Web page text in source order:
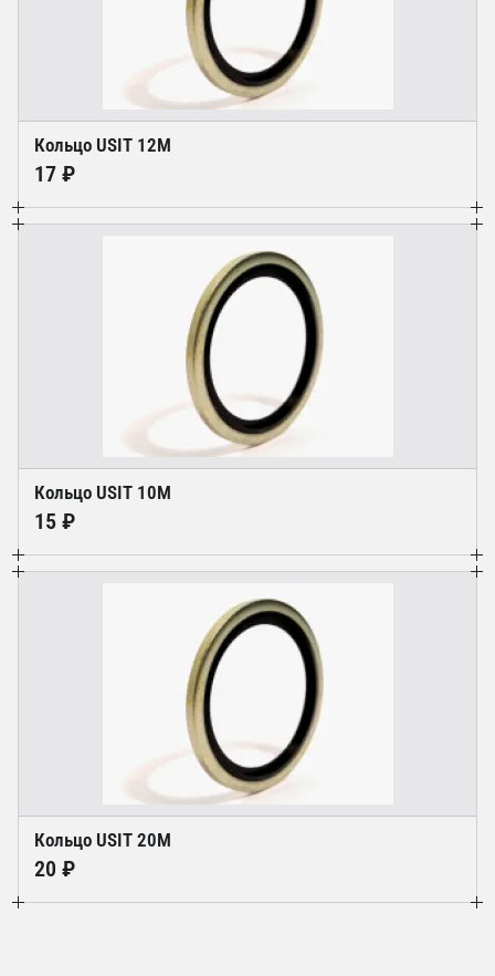
Кольцо USIT 12M
17 ₽
Кольцо USIT 10M
15 ₽
Кольцо USIT 20M
20 ₽